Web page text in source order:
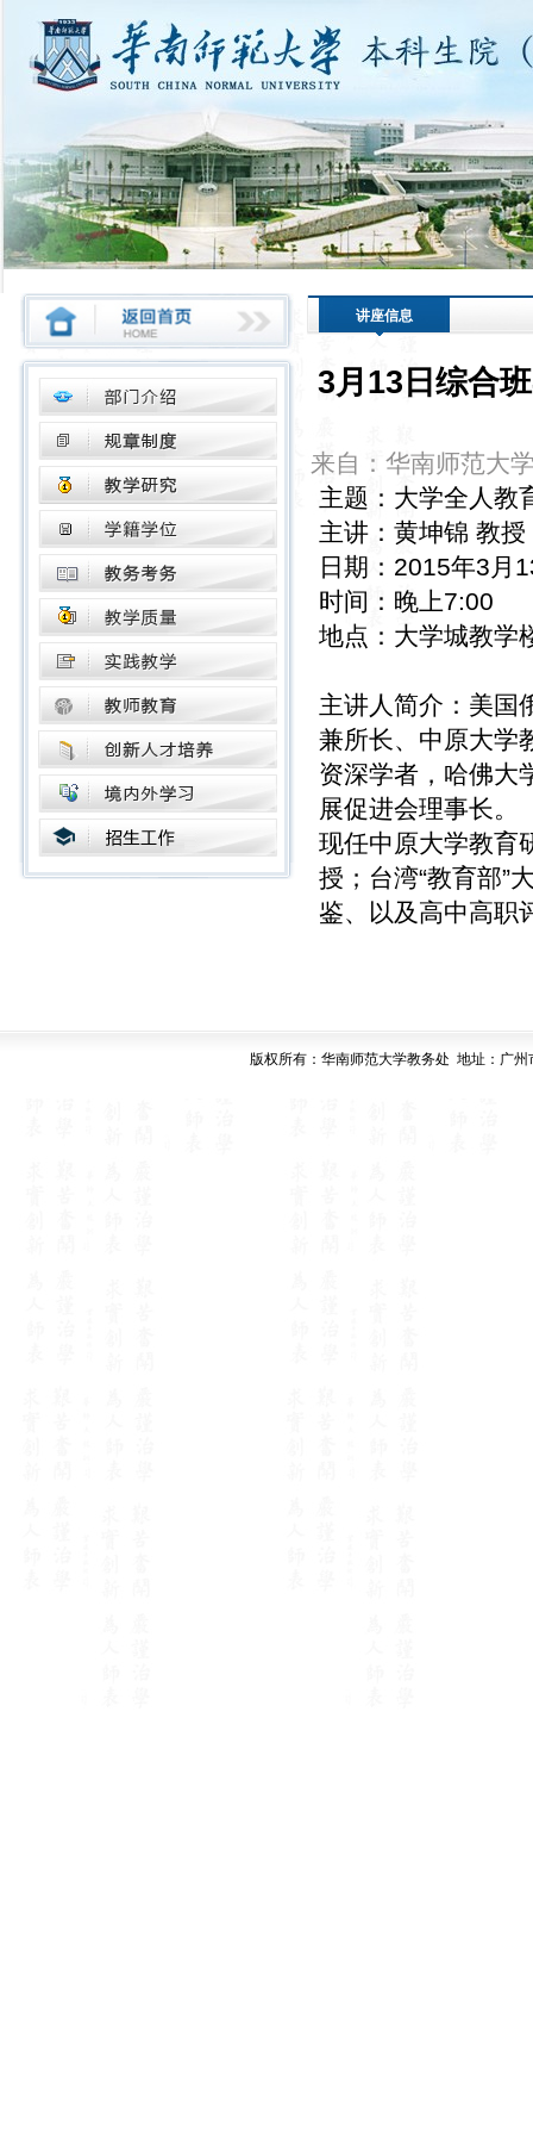
讲座信息
3月13日综合
来自：华南师范大
主题：大学全人教
主讲：黄坤锦 教
日期：2015年3月
时间：晚上7:00
地点：大学城教学
主讲人简介：美国
兼所长、中原大学
资深学者，哈佛大
展促进会理事长。
现任中原大学教育
授；台湾“教育部”
鉴、以及高中高职
版权所有：华南师范大学教务处 地址：广